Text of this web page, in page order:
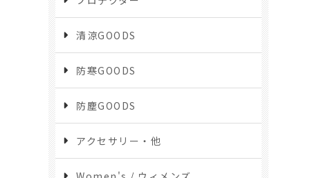
清涼GOODS
防寒GOODS
防塵GOODS
アクセサリー・他